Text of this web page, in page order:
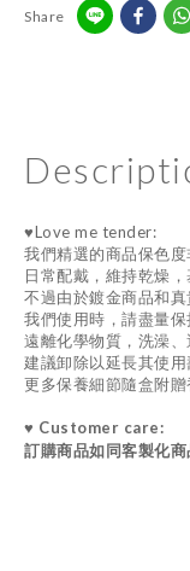
Share
♥Love me tender:
我們精選的商品保色度
日常配戴，維持乾燥
不過由於鍍金商品和真
我們使用時，請盡量保
遠離化學物質，洗澡、
建議卸除以延長其使用
更多保養細節隨盒附贈
♥ Customer care:
訂購商品如同客製化